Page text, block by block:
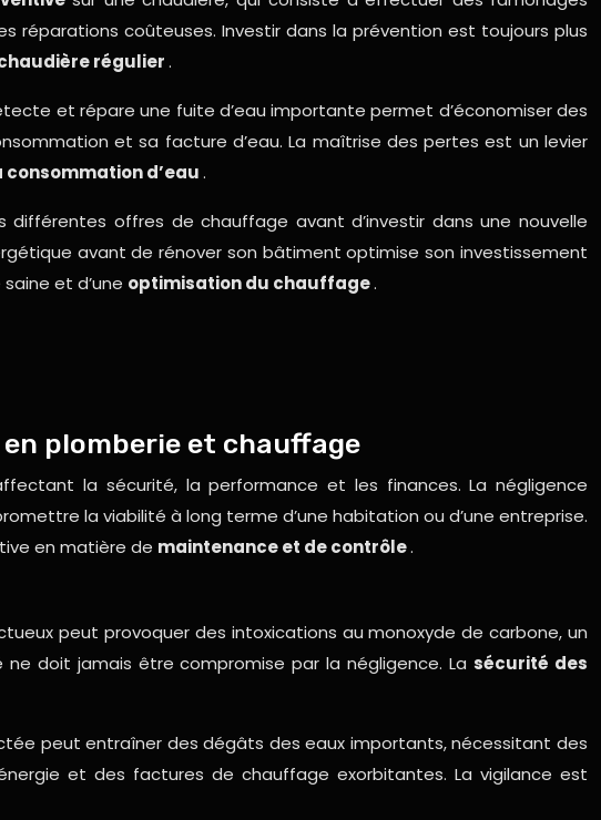
réparations coûteuses. Investir dans la prévention est toujours plus
régulier.
et répare une fuite d’eau importante permet d’économiser des
et sa facture d’eau. La maîtrise des pertes est un levier
consommation d’eau.
offres de chauffage avant d’investir dans une nouvelle
avant de rénover son bâtiment optimise son investissement
et d’une optimisation du chauffage.
plomberie et chauffage
la sécurité, la performance et les finances. La négligence
la viabilité à long terme d’une habitation ou d’une entreprise.
en matière de maintenance et de contrôle.
peut provoquer des intoxications au monoxyde de carbone, un
doit jamais être compromise par la négligence. Lasécurité des
peut entraîner des dégâts des eaux importants, nécessitant des
et des factures de chauffage exorbitantes. La vigilance est